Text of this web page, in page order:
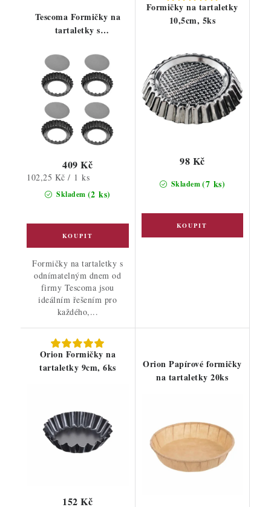
Tescoma Formičky na
tartaletky s
Skladem (2 ks)
409 Kč
Měrná
102,25 Kč / 1 ks
Formičky na tartaletky s
odnímatelným dnem od
firmy Tescoma jsou
ideálním řešením pro
každého,...
Formičky na tartaletky
10,5cm, 5ks
Skladem(7 ks)
98 Kč
Orion Formičky na
tartaletky 9cm, 6ks
152 Kč
Orion Papírové formičky
na tartaletky 20ks